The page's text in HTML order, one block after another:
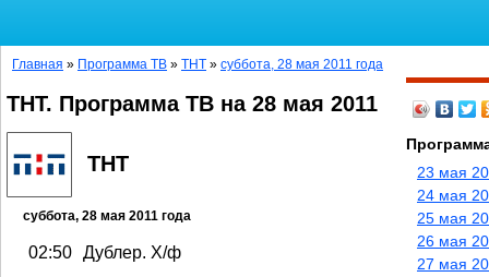
Главная » Программа ТВ » ТНТ » суббота, 28 мая 2011 года
ТНТ. Программа ТВ на 28 мая 2011
ТНТ
суббота, 28 мая 2011 года
02:50 Дублер. Х/ф
23 мая
24 мая
25 мая
26 мая
27 мая